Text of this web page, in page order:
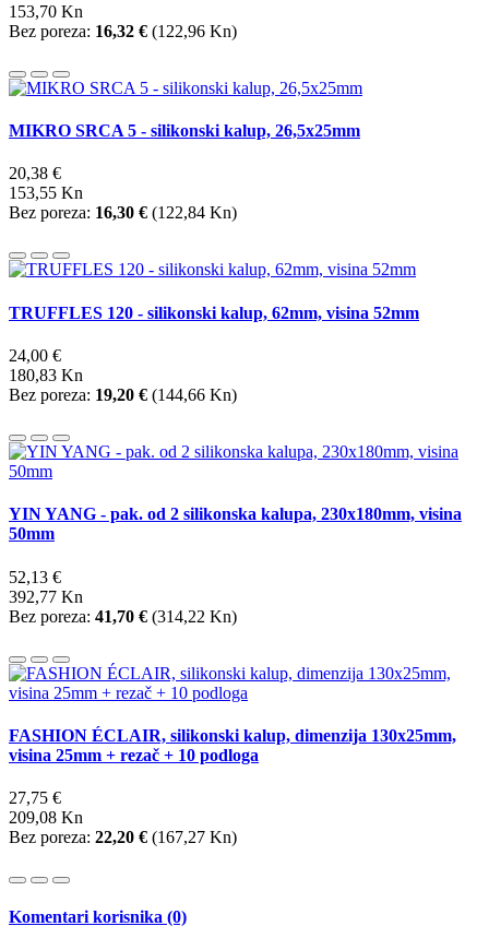
153,70 Kn
Bez poreza: 16,32 € (122,96 Kn)
MIKRO SRCA 5 - silikonski kalup, 26,5x25mm
20,38 €
153,55 Kn
Bez poreza: 16,30 € (122,84 Kn)
TRUFFLES 120 - silikonski kalup, 62mm, visina 52mm
24,00 €
180,83 Kn
Bez poreza: 19,20 € (144,66 Kn)
YIN YANG - pak. od 2 silikonska kalupa, 230x180mm, visina
50mm
52,13 €
392,77 Kn
Bez poreza: 41,70 € (314,22 Kn)
FASHION ÉCLAIR, silikonski kalup, dimenzija 130x25mm,
visina 25mm + rezač + 10 podloga
27,75 €
209,08 Kn
Bez poreza: 22,20 € (167,27 Kn)
Komentari korisnika (0)